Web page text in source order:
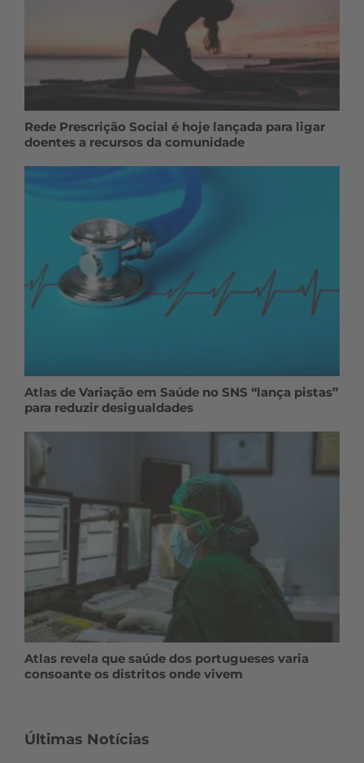
Rede Prescrição Social é hoje lançada para ligar
doentes a recursos da comunidade
Atlas de Variação em Saúde no SNS “lança pistas”
para reduzir desigualdades
Atlas revela que saúde dos portugueses varia
consoante os distritos onde vivem
Últimas Notícias